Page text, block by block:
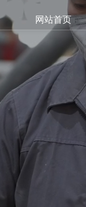
网站首页